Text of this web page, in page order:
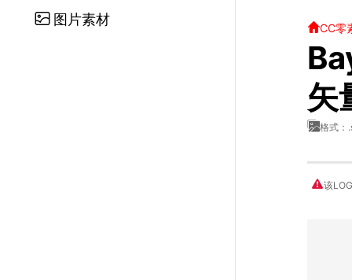
图片素材
CC零
矢
格式：
该